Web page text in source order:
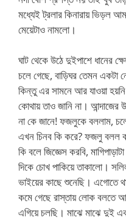
মধ্যেই ট্রলার কিনারায় ভিড়ল
মেয়েটাও নামলো।
ঘাট থেকে উঠে দুইপাশে ধানের
চলে গেছে, বাড়িঘর তেমন
কিন্তু এর সামনে আর যাওয়া
কোথায় তাও জানি না।
না কে জানে! ফজলুকে বললাম,
এখন চিনব কি করে? ফজলু বলল
কি বলে জিজ্ঞেস করবি,
দিকে চোখ পাকিয়ে তাকালো।
ভাইয়ের কাছে শুনেছি। এগোতে
কমে গেছে রাস্তায় লোক বলতে
এগিয়ে চলছি। মাঝে মাঝে দুই